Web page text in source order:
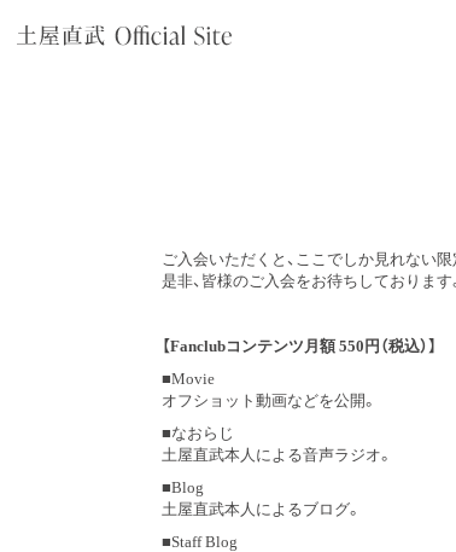
ご入会いただくと、ここでしか見れない
是非、皆様のご入会をお待ちしております
【Fanclubコンテンツ月額 550円（税込）】
■Movie
オフショット動画などを公開。
■なおらじ
土屋直武本人による音声ラジオ。
■Blog
土屋直武本人によるブログ。
■Staff Blog